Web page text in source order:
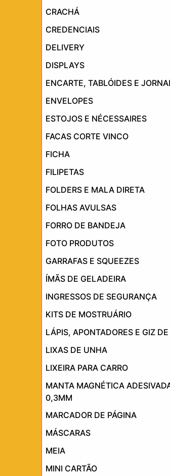
CRACHÁ
CREDENCIAIS
DELIVERY
DISPLAYS
ENCARTE, TABLÓIDES E
ENVELOPES
ESTOJOS E NÉCESSAIRES
FACAS CORTE VINCO
FICHA
FILIPETAS
FOLDERS E MALA DIRETA
FOLHAS AVULSAS
FORRO DE BANDEJA
FOTO PRODUTOS
GARRAFAS E SQUEEZES
ÍMÃS DE GELADEIRA
INGRESSOS DE SEGURANÇA
KITS DE MOSTRUÁRIO
LÁPIS, APONTADORES E GIZ
LIXAS DE UNHA
LIXEIRA PARA CARRO
MANTA MAGNÉTICA
0,3MM
MARCADOR DE PÁGINA
MÁSCARAS
MEIA
MINI CARTÃO